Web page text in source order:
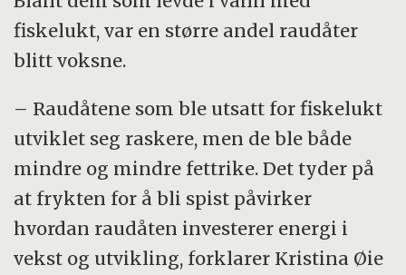
fiskelukt, var en større andel raudåter
blitt voksne.
– Raudåtene som ble utsatt for fiskelukt
utviklet seg raskere, men de ble både
mindre og mindre fettrike. Det tyder på
at frykten for å bli spist påvirker
hvordan raudåten investerer energi i
vekst og utvikling, forklarer Kristina Øie